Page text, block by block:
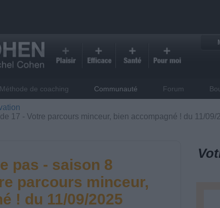
Méthode de coaching Communauté Forum
17 - Votre parcours minceur, bien accompagné ! du 11/09/
pas - saison 8
parcours minceur,
! du 11/09/2025